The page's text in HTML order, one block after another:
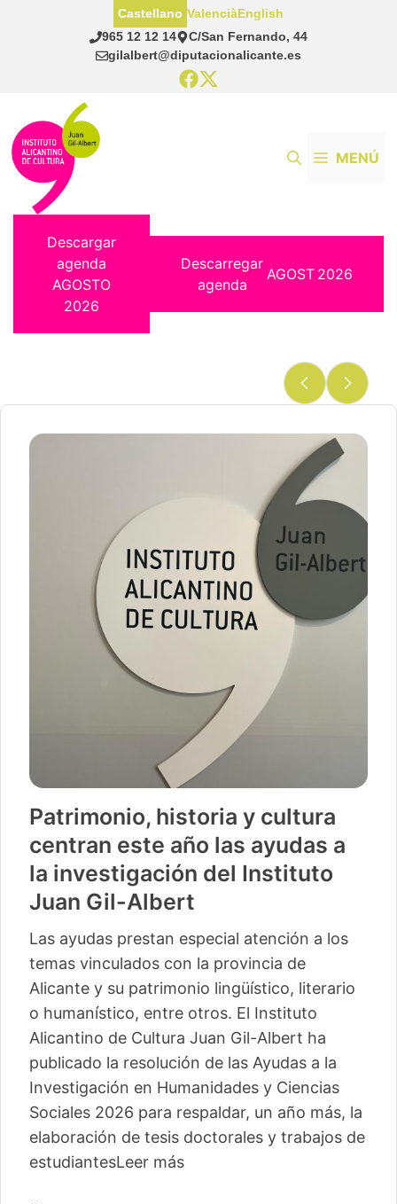
965 12 12 14
C/San Fernando, 44
gilalbert@diputacionalicante.es
Castellano ValenciàEnglish
MENÚ
Descargar
agenda
AGOSTO
2026
Descarregar
agenda
AGOST 2026
Patrimonio, historia y cultura
centran este año las ayudas a
la investigación del Instituto
Juan Gil-Albert
Las ayudas prestan especial atención a los
temas vinculados con la provincia de
Alicante y su patrimonio lingüístico, literario
o humanístico, entre otros. El Instituto
Alicantino de Cultura Juan Gil-Albert ha
publicado la resolución de las Ayudas a la
Investigación en Humanidades y Ciencias
Sociales 2026 para respaldar, un año más, la
elaboración de tesis doctorales y trabajos de
estudiantesLeer más